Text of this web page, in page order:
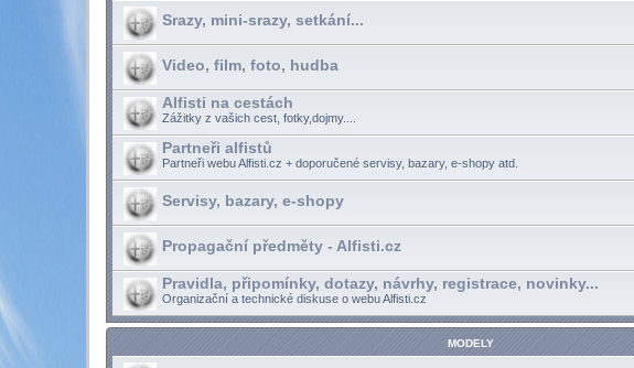
Srazy, mini-srazy, setkání...
Video, film, foto, hudba
Alfisti na cestách
Zážitky z vašich cest, fotky,dojmy....
Partneři alfistů
Partneři webu Alfisti.cz + doporučené servisy, bazary, e-shopy atd.
Servisy, bazary, e-shopy
Propagační předměty - Alfisti.cz
Pravidla, připomínky, dotazy, návrhy, registrace, novinky...
Organizační a technické diskuse o webu Alfisti.cz
MODELY